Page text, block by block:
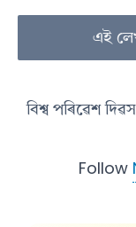
এই
বিশ্ব পৰিৱেশ
Follow